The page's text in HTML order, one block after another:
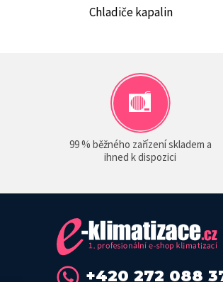
Chladiče kapalin
99 % běžného zařízení skladem a
ihned k dispozici
+420 272 088